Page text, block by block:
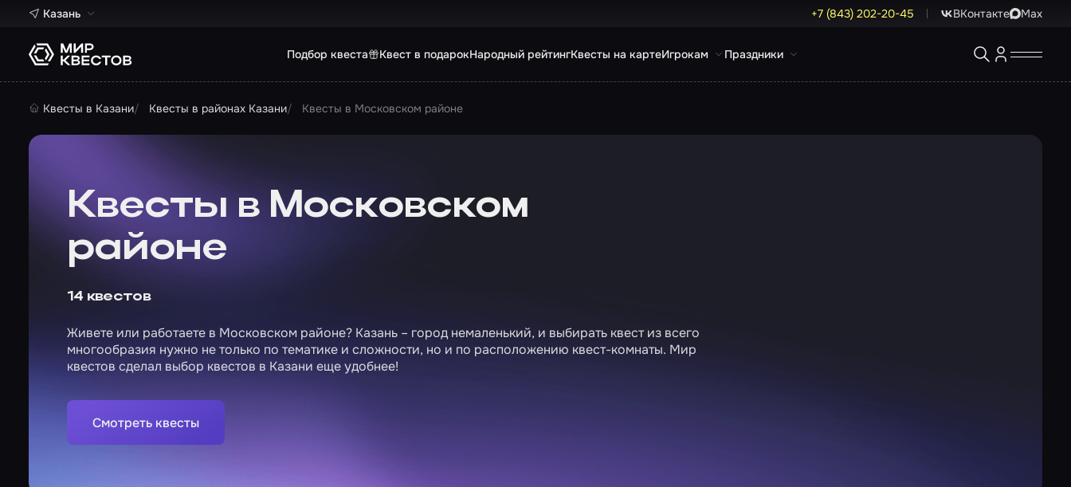
Казань +7 (843) 202-20-45 ВКонтакте Max
Подбор квеста Квест в подарокНародный рейтингКвесты на картеИгрокам Праздники
Квесты в Казани Квесты в районах Казани Квесты в Московском районе
Квесты в Московском
районе
14 квестов
Живете или работаете в Московском районе? Казань – город немаленький, и выбирать квест из всего
многообразия нужно не только по тематике и сложности, но и по расположению квест-комнаты. Мир
квестов сделал выбор квестов в Казани еще удобнее!
Смотреть квесты